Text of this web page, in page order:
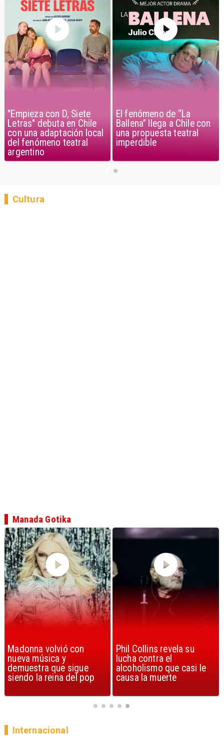
"Empieza con D, Siete
Letras" debuta en Chile
con una adaptación local
del fenómeno teatral
argentino
El fenómeno de “La
Ballena” llega a Chile con
una propuesta teatral
imperdible
Cultura
Madonna volvió con
nueva música y
demuestra que sigue
siendo la reina del pop
Phil Collins revela su
lucha contra el
alcoholismo que casi le
causa la muerte
Manada Gotika
Internacional